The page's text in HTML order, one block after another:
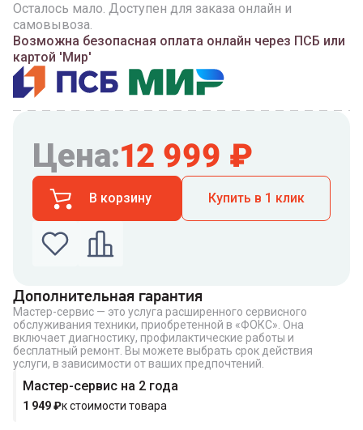
Осталось мало. Доступен для заказа онлайн и
самовывоза.
Возможна безопасная оплата онлайн через ПСБ или
картой 'Мир'
Цена:12 999 ₽
В корзину Купить в 1 клик
Введите номер телефона по которому можно
связаться с вами
Номер телефона
Дополнительная гарантия
Мастер-сервис — это услуга расширенного сервисного
обслуживания техники, приобретенной в «ФОКС». Она
включает диагностику, профилактические работы и
бесплатный ремонт. Вы можете выбрать срок действия
услуги, в зависимости от ваших предпочтений.
Мастер-сервис на 2 года
1 949₽к стоимости товара